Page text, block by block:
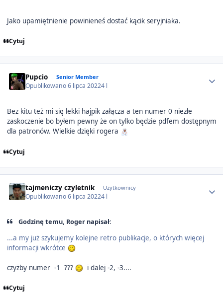
Jako upamiętnienie powinieneś dostać kącik seryjniaka.
Cytuj
Pupcio Senior Member
Opublikowano6 lipca 20224 l
Bez kitu też mi się lekki hajpik załącza a ten numer 0 niezłe
zaskoczenie bo byłem pewny że on tylko będzie pdfem dostępnym
dla patronów. Wielkie dzięki rogera
Cytuj
tajmeniczy czyletnik Użytkownicy
Opublikowano6 lipca 20224 l
Godzinę temu, Roger napisał:
...a my już szykujemy kolejne retro publikacje, o których więcej
informacji wkrótce
czyżby numer -1 ??? i dalej -2, -3....
Cytuj